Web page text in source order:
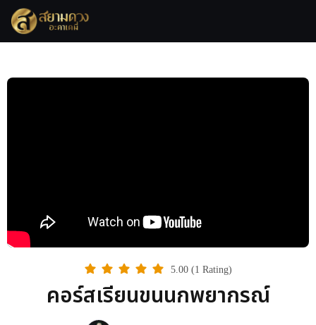
5.00 (1 Rating)
คอร์สเรียนขนนกพยากรณ์